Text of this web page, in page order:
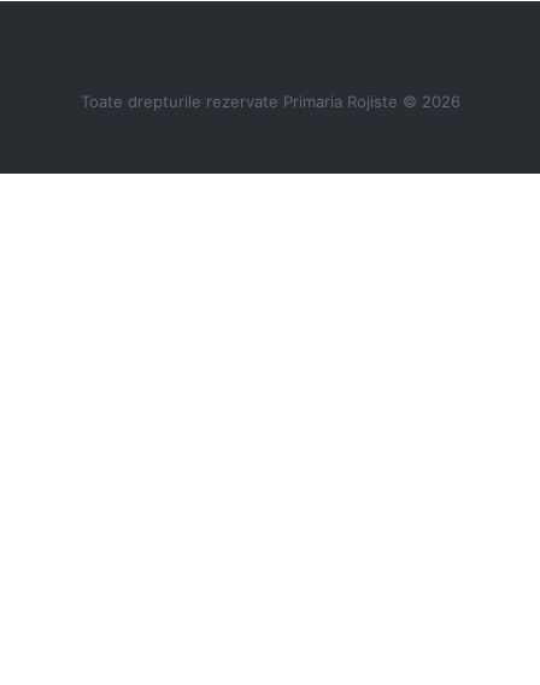
Toate drepturile rezervate Primaria Rojiste © 2026